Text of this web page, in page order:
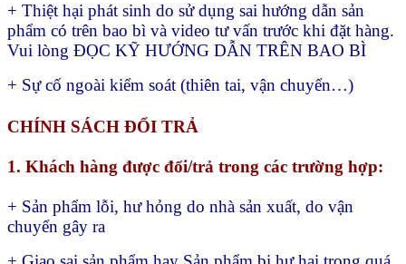
+ Thiệt hại phát sinh do sử dụng sai hướng dẫn sản
phẩm có trên bao bì và video tư vấn trước khi đặt hàng.
Vui lòng ĐỌC KỸ HƯỚNG DẪN TRÊN BAO BÌ
+ Sự cố ngoài kiểm soát (thiên tai, vận chuyển…)
CHÍNH SÁCH ĐỔI TRẢ
1. Khách hàng được đổi/trả trong các trường hợp:
+ Sản phẩm lỗi, hư hỏng do nhà sản xuất, do vận
chuyển gây ra